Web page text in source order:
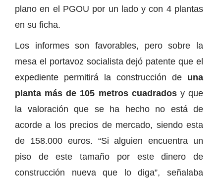
plano en el PGOU por un lado y con 4 plantas
en su ficha.
Los informes son favorables, pero sobre la
mesa el portavoz socialista dejó patente que el
expediente permitirá la construcción de una
planta más de 105 metros cuadrados y que
la valoración que se ha hecho no está de
acorde a los precios de mercado, siendo esta
de 158.000 euros. “Si alguien encuentra un
piso de este tamaño por este dinero de
construcción nueva que lo diga”, señalaba